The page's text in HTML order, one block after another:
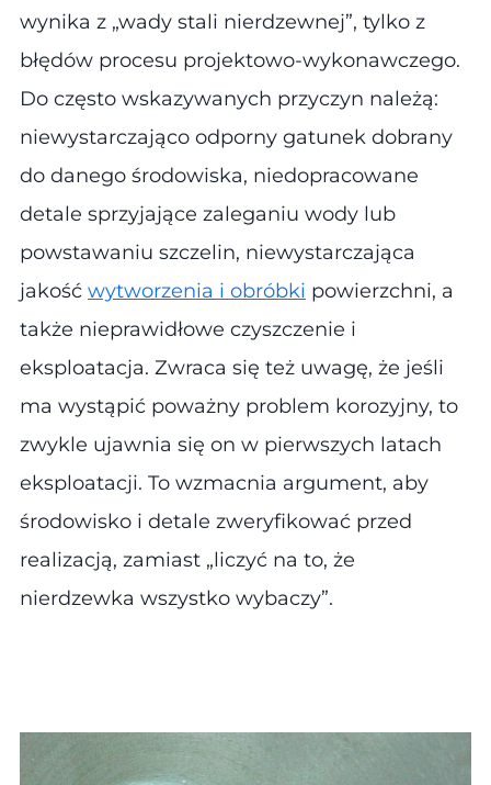
wynika z „wady stali nierdzewnej”, tylko z
błędów procesu projektowo-wykonawczego.
Do często wskazywanych przyczyn należą:
niewystarczająco odporny gatunek dobrany
do danego środowiska, niedopracowane
detale sprzyjające zaleganiu wody lub
powstawaniu szczelin, niewystarczająca
jakość wytworzenia i obróbki powierzchni, a
także nieprawidłowe czyszczenie i
eksploatacja. Zwraca się też uwagę, że jeśli
ma wystąpić poważny problem korozyjny, to
zwykle ujawnia się on w pierwszych latach
eksploatacji. To wzmacnia argument, aby
środowisko i detale zweryfikować przed
realizacją, zamiast „liczyć na to, że
nierdzewka wszystko wybaczy”.